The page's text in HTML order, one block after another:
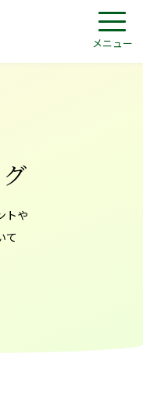
メニュー
トや
て